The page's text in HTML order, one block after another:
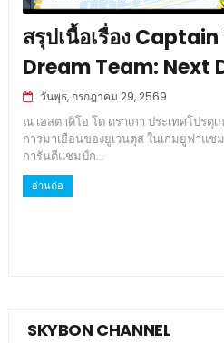
สรุปเนื้อเรื่อง
Dream Team: Next
วันพุธ, กรกฎาคม 29, 2569
ณ เอสตาดิโอ โด ดราเกา ประเทศโปรตุ
การมาเยือนของยูเวนตุส ในเกมยูฟาแ
การันตีแชมป์ก...
อ่านต่อ
SKYBON CHANNEL